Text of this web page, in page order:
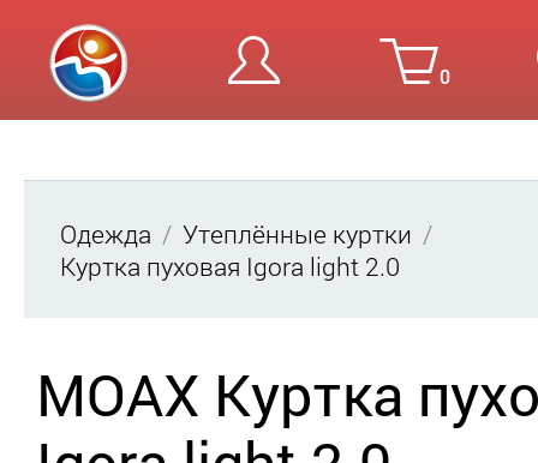
0
Одежда
Утеплённые куртки
Куртка пуховая Igora light 2.0
MOAX Куртка